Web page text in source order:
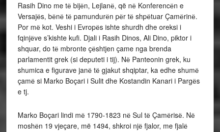
Rasih Dino me tё bijёn, Lejlanё, që nё Konferencёn e
Versajёs, bёnё tё pamundurёn pёr tё shpёtuar Çamёrinё.
Por mё kot. Veshi i Evropёs ishte shurdh dhe oreksi i
fqinjёve s’kishte kufi. Djali i Rasih Dinos, Ali Dino, piktor i
shquar, do tё mbronte çёshtjen çame nga brenda
parlamentit grek (si deputeti i tij). Nё Panteonin grek, ku
shumica e figurave janё tё gjakut shqiptar, ka edhe shumё
çamё si Marko Boçari i Sulit dhe Kostandin Kanari i Pargёs
e tj.
Marko Boçari lindi mё 1790-1823 nё Sul tё Çamёrisё. Nё
moshёn 19 vjeçare, më 1494, shkroi njё fjalor, me fjalё